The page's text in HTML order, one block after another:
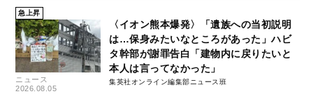
急上昇
ニュース
2026.08.05
〈イオン熊本爆発〉「遺族への当初説明
は…保身みたいなところがあった」ハビ
タ幹部が謝罪告白「建物内に戻りたいと
本人は言ってなかった」
集英社オンライン編集部ニュース班